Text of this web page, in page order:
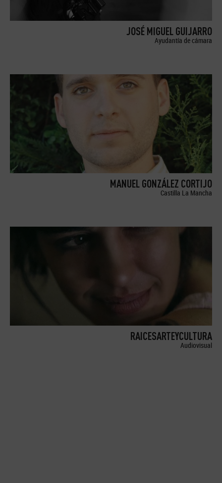
JOSÉ MIGUEL GUIJARRO
Ayudantía de cámara
MANUEL GONZÁLEZ CORTIJO
Castilla La Mancha
RAICESARTEYCULTURA
Audiovisual